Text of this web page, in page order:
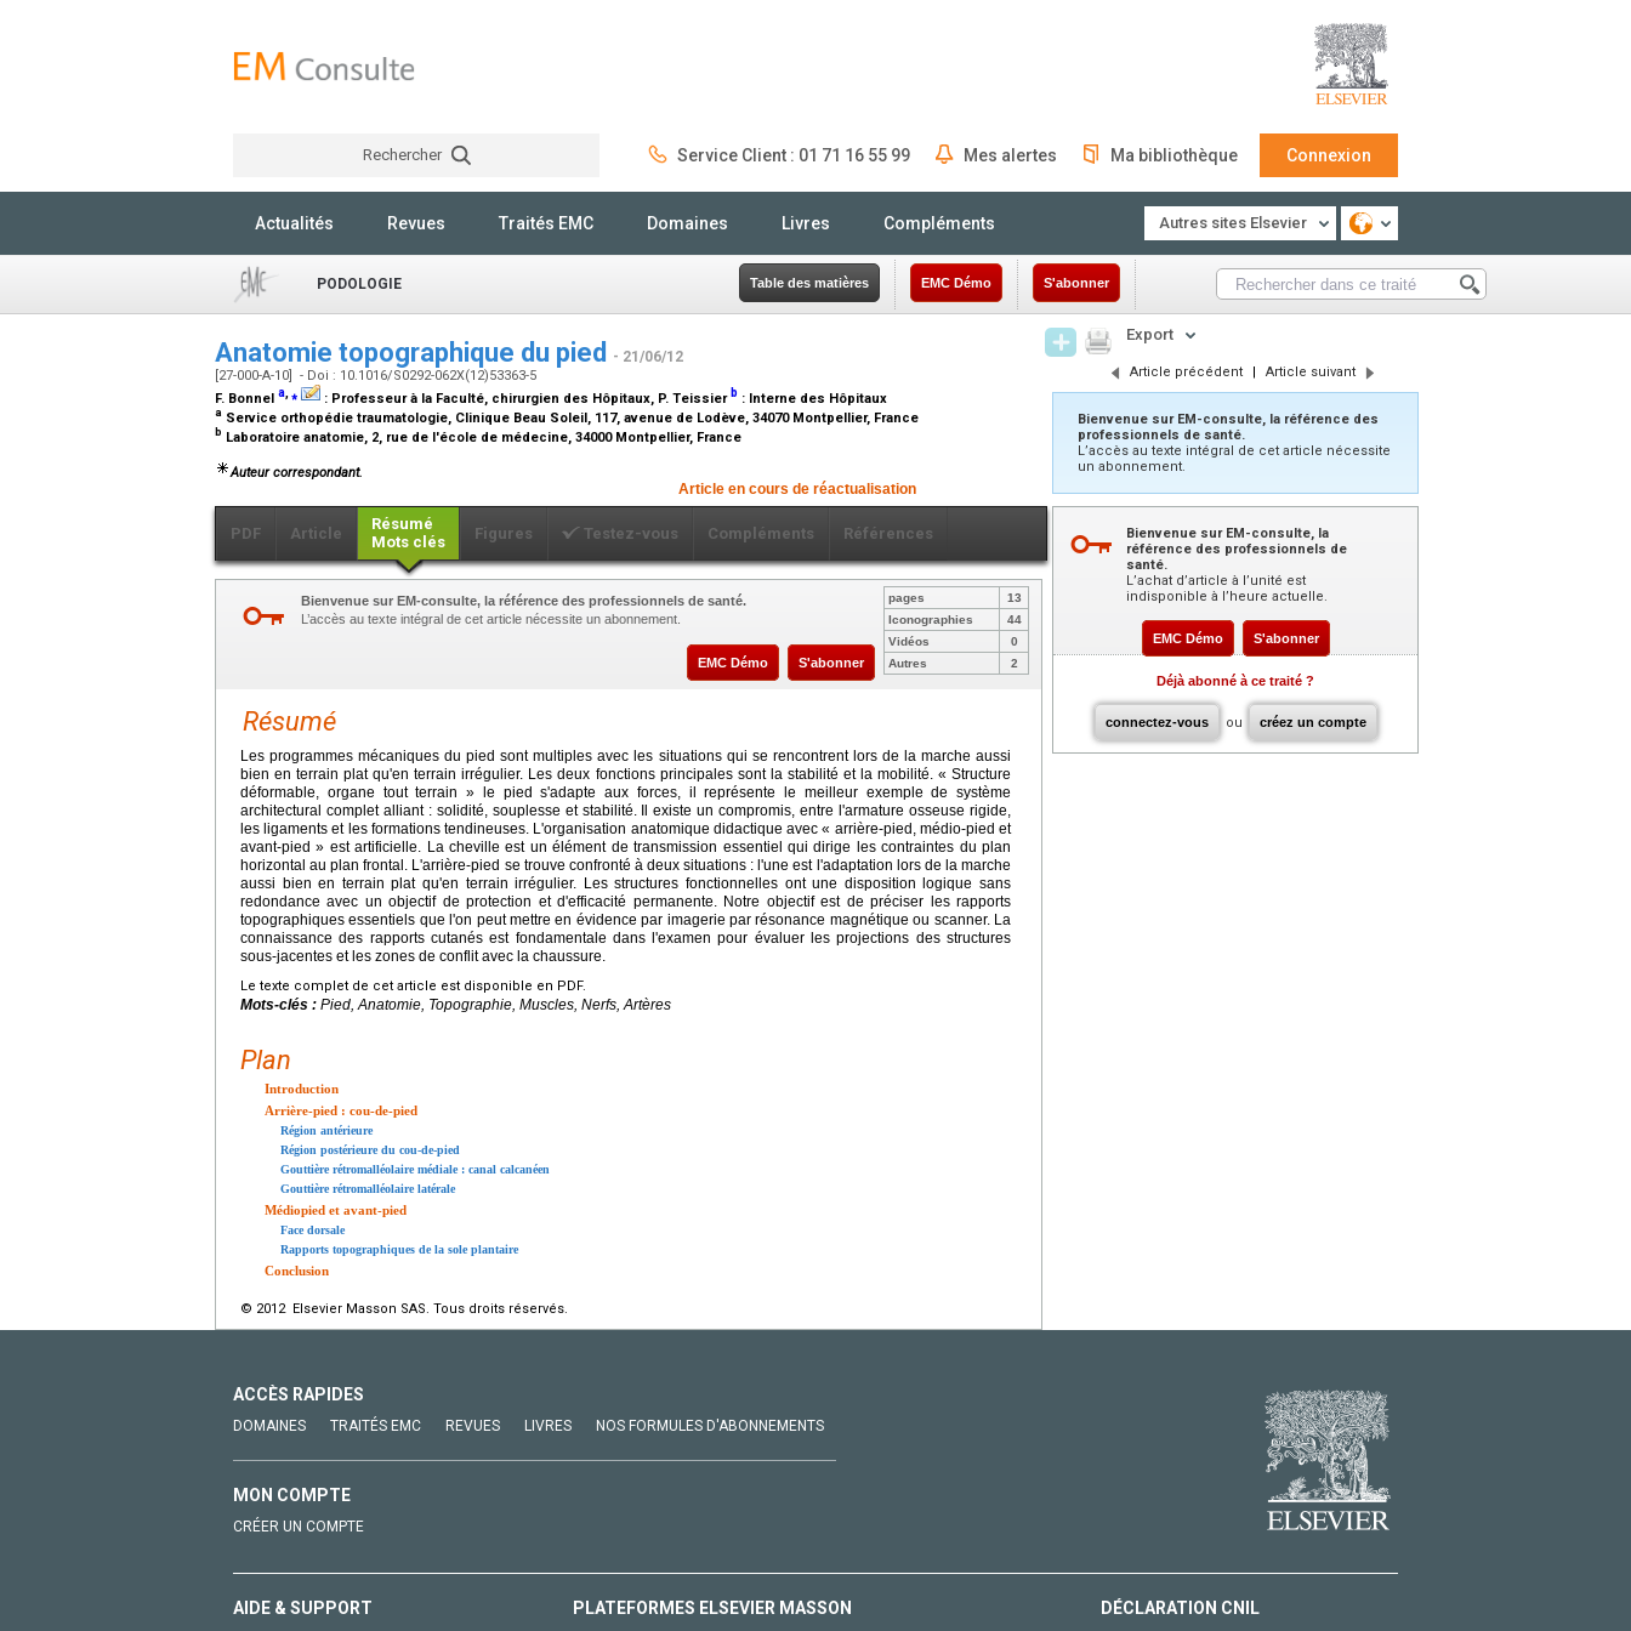
Rechercher Service Client : 01 71 16 55 99 Mes alertes Ma bibliothèque Connexion
Actualités Revues Traités EMC Domaines Livres Compléments Autres sites Elsevier
PODOLOGIE Table des matières EMC Démo S'abonner
Anatomie topographique du pied - 21/06/12
[27-000-A-10] - Doi : 10.1016/S0292-062X(12)53363-5
F. Bonnel a,⁎ : Professeur à la Faculté, chirurgien des Hôpitaux, P. Teissier b : Interne des Hôpitaux
a Service orthopédie traumatologie, Clinique Beau Soleil, 117, avenue de Lodève, 34070 Montpellier, France
b Laboratoire anatomie, 2, rue de l'école de médecine, 34000 Montpellier, France
Auteur correspondant.
Article en cours de réactualisation
PDF Article
Résumé
Mots clés
Figures Testez-vous Compléments Références
Bienvenue sur EM-consulte, la référence des professionnels de santé.
L’accès au texte intégral de cet article nécessite un abonnement.
EMC Démo S'abonner
pages
13
Iconographies
44
Vidéos
0
Autres
2
Résumé
Les programmes mécaniques du pied sont multiples avec les situations qui se rencontrent lors de la marche aussi
bien en terrain plat qu'en terrain irrégulier. Les deux fonctions principales sont la stabilité et la mobilité. « Structure
déformable, organe tout terrain » le pied s'adapte aux forces, il représente le meilleur exemple de système
architectural complet alliant : solidité, souplesse et stabilité. Il existe un compromis, entre l'armature osseuse rigide,
les ligaments et les formations tendineuses. L'organisation anatomique didactique avec « arrière-pied, médio-pied et
avant-pied » est artificielle. La cheville est un élément de transmission essentiel qui dirige les contraintes du plan
horizontal au plan frontal. L'arrière-pied se trouve confronté à deux situations : l'une est l'adaptation lors de la marche
aussi bien en terrain plat qu'en terrain irrégulier. Les structures fonctionnelles ont une disposition logique sans
redondance avec un objectif de protection et d'efficacité permanente. Notre objectif est de préciser les rapports
topographiques essentiels que l'on peut mettre en évidence par imagerie par résonance magnétique ou scanner. La
connaissance des rapports cutanés est fondamentale dans l'examen pour évaluer les projections des structures
sous-jacentes et les zones de conflit avec la chaussure.
Le texte complet de cet article est disponible en PDF.
Mots-clés : Pied, Anatomie, Topographie, Muscles, Nerfs, Artères
Plan
Introduction
Arrière-pied : cou-de-pied
Région antérieure
Région postérieure du cou-de-pied
Gouttière rétromalléolaire médiale : canal calcanéen
Gouttière rétromalléolaire latérale
Médiopied et avant-pied
Face dorsale
Rapports topographiques de la sole plantaire
Conclusion
© 2012 Elsevier Masson SAS. Tous droits réservés.
Export
Article précédent | Article suivant
Bienvenue sur EM-consulte, la référence des
professionnels de santé.
L’accès au texte intégral de cet article nécessite
un abonnement.
Bienvenue sur EM-consulte, la
référence des professionnels de
santé.
L’achat d’article à l’unité est
indisponible à l’heure actuelle.
EMC Démo S'abonner
Déjà abonné à ce traité ?
connectez-vous ou créez un compte
ACCÈS RAPIDES
DOMAINES TRAITÉS EMC REVUES LIVRES NOS FORMULES D'ABONNEMENTS
MON COMPTE
CRÉER UN COMPTE
AIDE & SUPPORT PLATEFORMES ELSEVIER MASSON
DÉCLARATION CNIL